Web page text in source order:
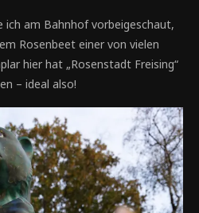
ich am Bahnhof vorbeigeschaut,
Rosenbeet einer von vielen
hier hat „Rosenstadt Freising“
– ideal also!